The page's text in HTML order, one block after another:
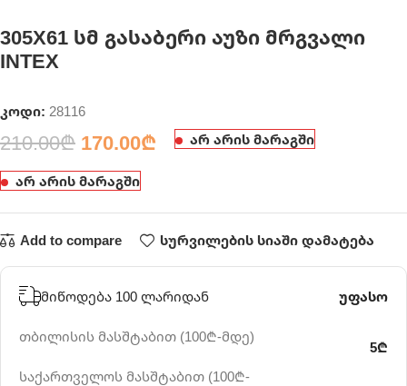
305X61 სმ გასაბერი აუზი მრგვალი
INTEX
კოდი: 28116
210.00₾ 170.00₾ არ არის მარაგში
არ არის მარაგში
Add to compare სურვილების სიაში დამატება
მიწოდება 100 ლარიდან
თბილისის მასშტაბით (100₾-მდე)
საქართველოს მასშტაბით (100₾-
უფასო
5₾